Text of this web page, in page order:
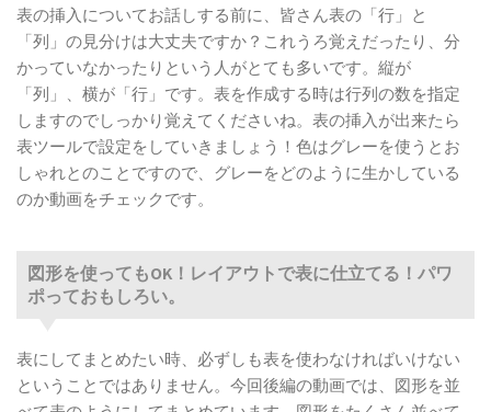
表の挿入についてお話しする前に、皆さん表の「行」と
「列」の見分けは大丈夫ですか？これうろ覚えだったり、分
かっていなかったりという人がとても多いです。縦が
「列」、横が「行」です。表を作成する時は行列の数を指定
しますのでしっかり覚えてくださいね。表の挿入が出来たら
表ツールで設定をしていきましょう！色はグレーを使うとお
しゃれとのことですので、グレーをどのように生かしている
のか動画をチェックです。
図形を使ってもOK！レイアウトで表に仕立てる！パワ
ポっておもしろい。
表にしてまとめたい時、必ずしも表を使わなければいけない
ということではありません。今回後編の動画では、図形を並